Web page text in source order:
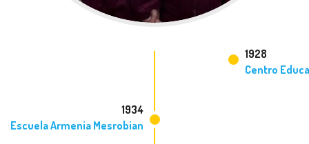
1928
Centro
1934
Escuela Armenia Mesrobian